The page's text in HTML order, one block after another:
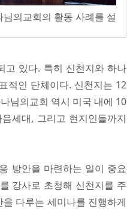
의교회의 활동 사례를 설
고 있다. 특히 신천지와 하나
적인 단체이다. 신천지는 12
님의교회 역시 미국 내에 10
세대, 그리고 현지인들까지
방안을 마련하는 일이 중요
강사로 초청해 신천지를 주
다루는 세미나를 진행하게